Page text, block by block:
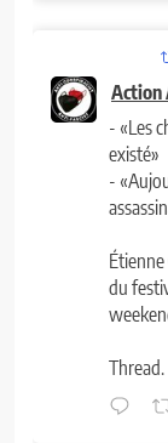
Action
- «Les
existé»
-
du
Thread.